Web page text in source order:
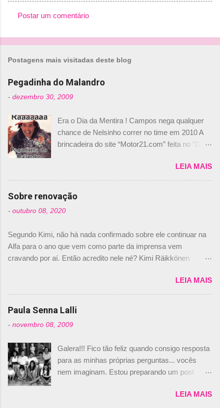
o
n
t
r
i
o
Postar um comentário
Postagens mais visitadas deste blog
Pegadinha do Malandro
- dezembro 30, 2009
Era o Dia da Mentira ! Campos nega qualquer
chance de Nelsinho correr no time em 2010 A
brincadeira do site “Motor21.com” feita no "Día
de abril –, afirmando que Nelson Piquet havia
comprado 15% das ações da Campos, dando,
com isso, um lugar no time a Nelsinho Piquet,
foi esclarecida de uma vez por todas por
Daniele Audetto, diretor da escuderia. O
não será o companheiro de Bruno Senna em
2010. "Na verdade, nós recebemos uma oferta
de Piquet", admitiu Audetto. “Mas depois de ter
dois brasileiros”, explicou, dizendo ainda que
não tem nada contra o filho do tricampeão
Nelson Piquet. “Ele é um bom piloto, rápido e
experiente.” Audetto disse ainda que a suposta
não corresponde à realidade. “O suposto 15%
de investimento seria menor do que aquilo que
outros pilotos podem trazer: italianos, r...
LEIA MAIS
Sobre renovação
- outubro 08, 2020
Segundo Kimi, não há nada confirmado sobre ele continuar na
Alfa para o ano que vem como parte da imprensa vem
cravando por aí. Então acredito nele né? Kimi Räikkönen
truth but I’ve never had an option in my contract so that’s
should, pretty much, tell you that it’s not true." #Kimi7 #EifelGP
#AlfaRomeoRacing pic.twitter.com/77EDVn39Ia — Kimi
Romain falando sobre o fato do Iceman estar há tantos anos na
@RGrosjean ! #EifelGP 🇩🇪 #F1
pic.twitter.com/GSAu1LWnwW — Formula 1 (@F1) October 8,
2020 Beijinhos, Ludy
LEIA MAIS
Paula Senna Lalli
- novembro 08, 2009
Galera!!! Fico tão feliz quando consigo resposta
para as minhas próprias perguntas... vocês
nem imaginam. Estou preparando um post
nunca falei sobre ela, aqui no Octeto. No meio
LEIA MAIS